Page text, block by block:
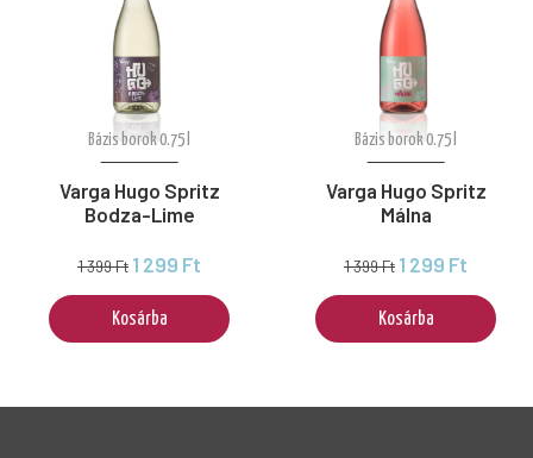
Bázis borok 0.75 l
Varga Hugo Spritz
Bodza-Lime
1 399 Ft 1 299 Ft
Kosárba
Bázis borok 0.75 l
Varga Hugo Spritz
Málna
1 399 Ft 1 299 Ft
Kosárba